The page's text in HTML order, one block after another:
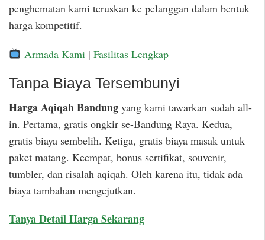
penghematan kami teruskan ke pelanggan dalam bentuk
harga kompetitif.
Armada Kami | Fasilitas Lengkap
Tanpa Biaya Tersembunyi
Harga Aqiqah Bandung yang kami tawarkan sudah all-
in. Pertama, gratis ongkir se-Bandung Raya. Kedua,
gratis biaya sembelih. Ketiga, gratis biaya masak untuk
paket matang. Keempat, bonus sertifikat, souvenir,
tumbler, dan risalah aqiqah. Oleh karena itu, tidak ada
biaya tambahan mengejutkan.
Tanya Detail Harga Sekarang